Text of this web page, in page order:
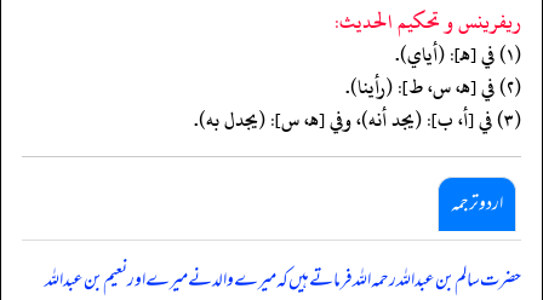
ريفرينس و تحكيم الحدیث:
(١) في [هـ]: (أياي).
(٢) في [هـ، س، ط]: (رأينا).
(٣) في [أ، ب]: (يجد أنه)، وفي [هـ، س]: (يجدل به).
اردو ترجمہ
حضرت سالم بن عبداللہ رحمہ اللہ فرماتے ہیں کہ میرے والد نے میرے اور نعیم بن عبداللہ